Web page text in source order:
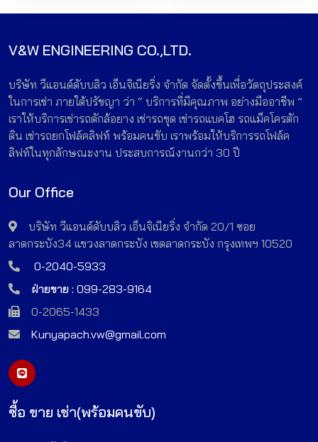
V&W ENGINEERING CO.,LTD.
บริษัท วีแอนด์ดับบลิว เอ็นจิเนียริ่ง จำกัด จัดตั้งขึ้นเพื่อวัตถุประสงค์
ในการเช่า ภายใต้ปรัชญา ว่า “ บริการที่มีคุณภาพ อย่างมืออาชีพ ”
เราให้บริการเช่ารถตักล้อยาง เช่ารถขุด เช่ารถแบคโฮ รถแม็คโครตัก
ดิน เช่ารถยกโฟล์คลิฟท์ พร้อมคนขับ เราพร้อมให้บริการรถโฟล์ค
ลิฟท์ในทุกลักษณะงาน ประสบการณ์งานกว่า 30 ปี
Our Office
บริษัท วีแอนด์ดับบลิว เอ็นจิเนียริ่ง จำกัด 20/1 ซอย
ลาดกระบัง34 แขวงลาดกระบัง เขตลาดกระบัง กรุงเทพฯ 10520
0-2040-5933
ฝ่ายขาย : 099-283-9164
0-2065-1433
Kunyapach.vw@gmail.com
ซื้อ ขาย เช่า(พร้อมคนขับ)